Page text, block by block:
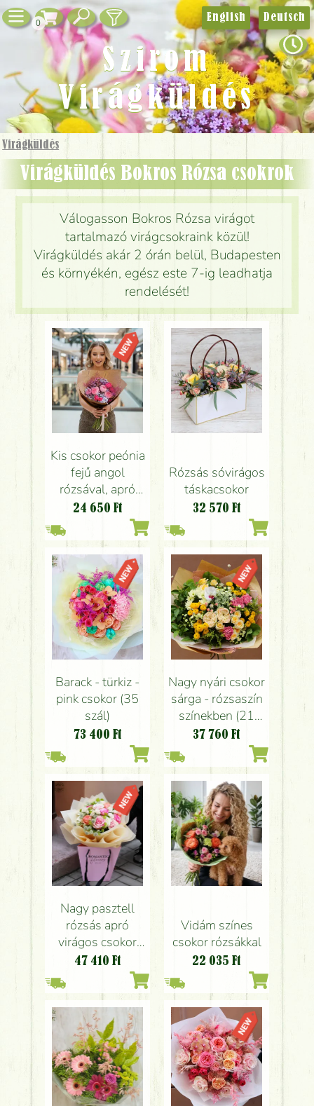
0
Virágküldés
Virágküldés Bokros Rózsa csokrok
Válogasson Bokros Rózsa virágot
tartalmazó virágcsokraink közül!
Virágküldés akár 2 órán belül, Budapesten
és környékén, egész este 7-ig leadhatja
rendelését!
Kis csokor peónia
fejű angol
rózsával, apró
színes virágokkal
24 650 Ft
Rózsás sóvirágos
táskacsokor
32 570 Ft
Barack - türkiz -
pink csokor (35
szál)
73 400 Ft
Nagy nyári csokor
sárga - rózsaszín
színekben (21
szál)
37 760 Ft
Nagy pasztell
rózsás apró
virágos csokor
papírtáskával (20
47 410 Ft
Vidám színes
csokor rózsákkal
22 035 Ft
English Deutsch
Szirom
Virágküldés